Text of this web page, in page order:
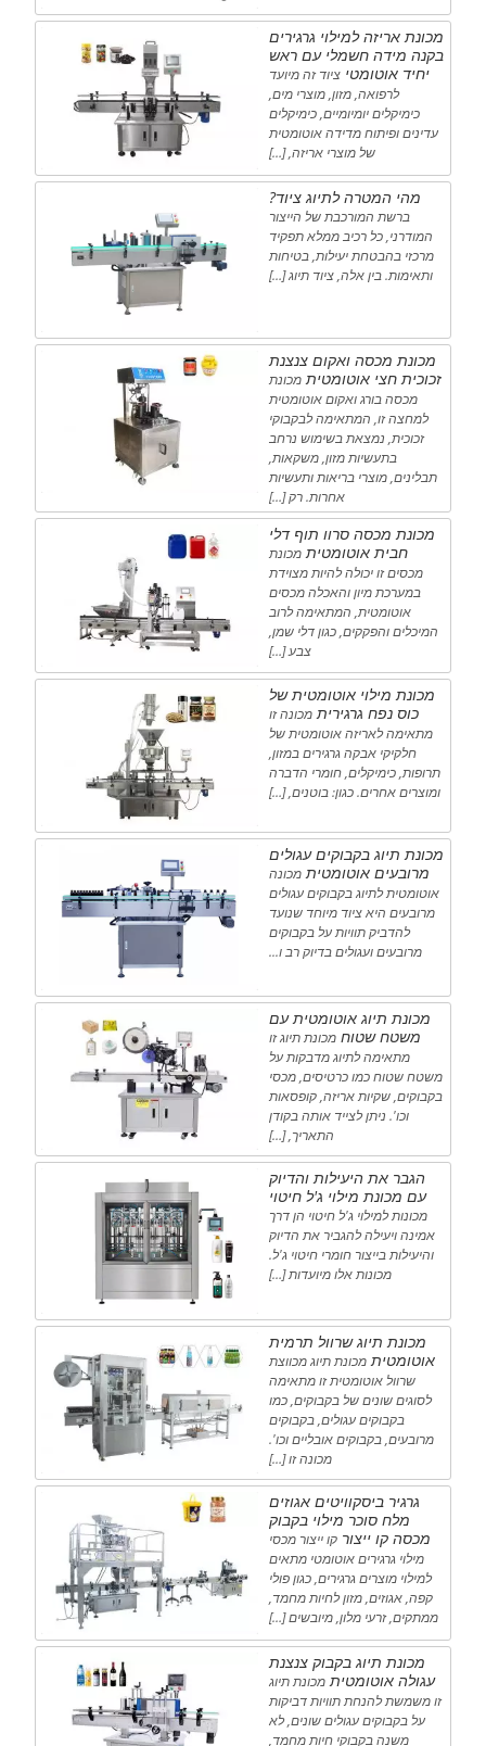
מכונת אריזה למילוי גרגירים
בקנה מידה חשמלי עם ראש
יחיד אוטומטי ציוד זה מיועד
לרפואה, מזון, מוצרי מים,
כימיקלים יומיומיים, כימיקלים
עדינים ופיתוח מדידה אוטומטית
של מוצרי אריזה, […]
מהי המטרה לתיוג ציוד?
ברשת המורכבת של הייצור
המודרני, כל רכיב ממלא תפקיד
מרכזי בהבטחת יעילות, בטיחות
ותאימות. בין אלה, ציוד תיוג […]
מכונת מכסה ואקום צנצנת
זכוכית חצי אוטומטית מכונת
מכסה בורג ואקום אוטומטית
למחצה זו, המתאימה לבקבוקי
זכוכית, נמצאת בשימוש נרחב
בתעשיות מזון, משקאות,
תבלינים, מוצרי בריאות ותעשיות
אחרות. רק […]
מכונת מכסה סרוו תוף דלי
חבית אוטומטית מכונת
מכסים זו יכולה להיות מצוידת
במערכת מיון והאכלה מכסים
אוטומטית, המתאימה לרוב
המיכלים והפקקים, כגון דלי שמן,
צבע […]
מכונת מילוי אוטומטית של
כוס נפח גרגירית מכונה זו
מתאימה לאריזה אוטומטית של
חלקיקי אבקה גרגירים במזון,
תרופות, כימיקלים, חומרי הדברה
ומוצרים אחרים. כגון: בוטנים, […]
מכונת תיוג בקבוקים עגולים
מרובעים אוטומטית מכונה
אוטומטית לתיוג בקבוקים עגולים
מרובעים היא ציוד מיוחד שנועד
להדביק תוויות על בקבוקים
מרובעים ועגולים בדיוק רב ו...
מכונת תיוג אוטומטית עם
משטח שטוח מכונת תיוג זו
מתאימה לתיוג מדבקות על
משטח שטוח כמו כרטיסים, מכסי
בקבוקים, שקיות אריזה, קופסאות
וכו'. ניתן לצייד אותה בקודן
התאריך, […]
הגבר את היעילות והדיוק
עם מכונת מילוי ג'ל חיטוי
מכונות למילוי ג'ל חיטוי הן דרך
אמינה ויעילה להגביר את הדיוק
והיעילות בייצור חומרי חיטוי ג'ל.
מכונות אלו מיועדות […]
מכונת תיוג שרוול תרמית
אוטומטית מכונת תיוג מכווצת
שרוול אוטומטית זו מתאימה
לסוגים שונים של בקבוקים, כמו
בקבוקים עגולים, בקבוקים
מרובעים, בקבוקים אובליים וכו'.
מכונה זו […]
גרגיר ביסקוויטים אגוזים
מלח סוכר מילוי בקבוק
מכסה קו ייצור קו ייצור מכסי
מילוי גרגירים אוטומטי מתאים
למילוי מוצרים גרגירים, כגון פולי
קפה, אגוזים, מזון לחיות מחמד,
ממתקים, זרעי מלון, מיובשים […]
מכונת תיוג בקבוק צנצנת
עגולה אוטומטית מכונת תיוג
זו משמשת להנחת תוויות דביקות
על בקבוקים עגולים שונים, לא
משנה בקבוקי חיות מחמד,